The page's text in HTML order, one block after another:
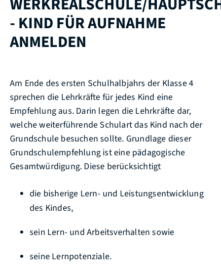
- KIND FÜR AUFNAHME
ANMELDEN
Am Ende des ersten Schulhalbjahrs der Klasse 4
sprechen die Lehrkräfte für jedes Kind eine
Empfehlung aus. Darin legen die Lehrkräfte dar,
welche weiterführende Schulart das Kind nach der
Grundschule besuchen sollte. Grundlage dieser
Grundschulempfehlung ist eine pädagogische
Gesamtwürdigung. Diese berücksichtigt
die bisherige Lern- und Leistungsentwicklung
des Kindes,
sein Lern- und Arbeitsverhalten sowie
seine Lernpotenziale.